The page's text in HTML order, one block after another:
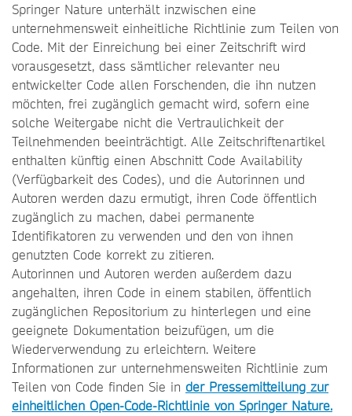
Springer Nature unterhält inzwischen eine
unternehmensweit einheitliche Richtlinie zum Teilen von
Code. Mit der Einreichung bei einer Zeitschrift wird
vorausgesetzt, dass sämtlicher relevanter neu
entwickelter Code allen Forschenden, die ihn nutzen
möchten, frei zugänglich gemacht wird, sofern eine
solche Weitergabe nicht die Vertraulichkeit der
Teilnehmenden beeinträchtigt. Alle Zeitschriftenartikel
enthalten künftig einen Abschnitt Code Availability
(Verfügbarkeit des Codes), und die Autorinnen und
Autoren werden dazu ermutigt, ihren Code öffentlich
zugänglich zu machen, dabei permanente
Identifikatoren zu verwenden und den von ihnen
genutzten Code korrekt zu zitieren.
Autorinnen und Autoren werden außerdem dazu
angehalten, ihren Code in einem stabilen, öffentlich
zugänglichen Repositorium zu hinterlegen und eine
geeignete Dokumentation beizufügen, um die
Wiederverwendung zu erleichtern. Weitere
Informationen zur unternehmensweiten Richtlinie zum
Teilen von Code finden Sie in der Pressemitteilung zur
einheitlichen Open-Code-Richtlinie von Springer Nature.